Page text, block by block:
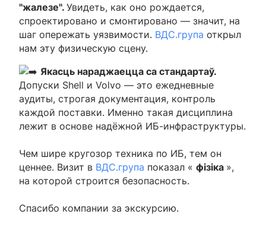
"жалезе". Увидеть, как оно рождается,
спроектировано и смонтировано — значит, на
шаг опережать уязвимости. ВДС.група открыл
нам эту физическую сцену.
Якасць нараджаецца са стандартаў.
Допуски Shell и Volvo — это ежедневные
аудиты, строгая документация, контроль
каждой поставки. Именно такая дисциплина
лежит в основе надёжной ИБ-инфраструктуры.
Чем шире кругозор техника по ИБ, тем он
ценнее. Визит в ВДС.група показал « фізіка »,
на которой строится безопасность.
Спасибо компании за экскурсию.